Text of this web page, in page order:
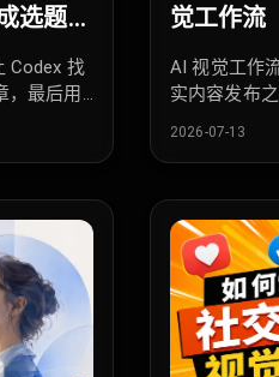
选题、
Codex 找
，最后用
觉工作流
AI 视觉工作
实内容发布
2026-07-13